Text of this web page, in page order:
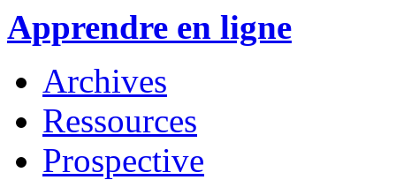
Apprendre en ligne
Archives
Ressources
Prospective